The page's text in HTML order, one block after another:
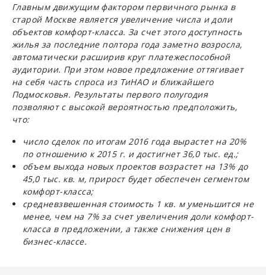
Главным движущим фактором первичного рынка в
старой Москве является увеличение числа и доли
объектов комфорт-класса. За счет этого доступность
жилья за последние полтора года заметно возросла,
автоматически расширив круг платежеспособной
аудитории. При этом новое предложение оттягивает
на себя часть спроса из ТиНАО и ближайшего
Подмосковья. Результаты первого полугодия
позволяют с высокой вероятностью предположить,
что:
число сделок по итогам 2016 года вырастет на 20%
по отношению к 2015 г. и достигнет 36,0 тыс. ед.;
объем выхода новых проектов возрастет на 13% до
45,0 тыс. кв. м, прирост будет обеспечен сегментом
комфорт-класса;
средневзвешенная стоимость 1 кв. м уменьшится не
менее, чем на 7% за счет увеличения доли комфорт-
класса в предложении, а также снижения цен в
бизнес-классе.